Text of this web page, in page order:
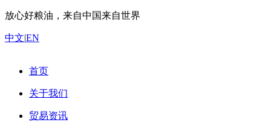
放心好粮油，来自中国来自世界
中文|EN
首页
关于我们
贸易资讯